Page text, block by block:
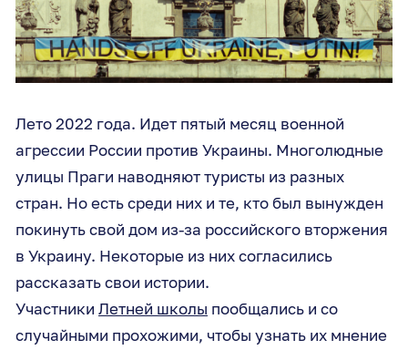
Лето 2022 года. Идет пятый месяц военной
агрессии России против Украины. Многолюдные
улицы Праги наводняют туристы из разных
стран. Но есть среди них и те, кто был вынужден
покинуть свой дом из-за российского вторжения
в Украину. Некоторые из них согласились
рассказать свои истории.
Участники Летней школы пообщались и со
случайными прохожими, чтобы узнать их мнение